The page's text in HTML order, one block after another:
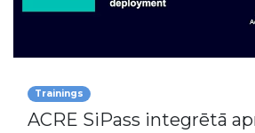
Trainings
ACRE SiPass integrētā